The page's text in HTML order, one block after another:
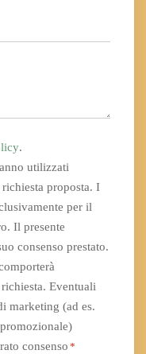
.
utilizzati
proposta. I
per il
Il presente
consenso prestato.
Eventuali
marketing (ad es.
consenso *